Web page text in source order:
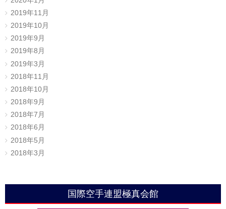
2019年11月
2019年10月
2019年9月
2019年8月
2019年3月
2018年11月
2018年10月
2018年9月
2018年7月
2018年6月
2018年5月
2018年3月
国際空手連盟極真会館